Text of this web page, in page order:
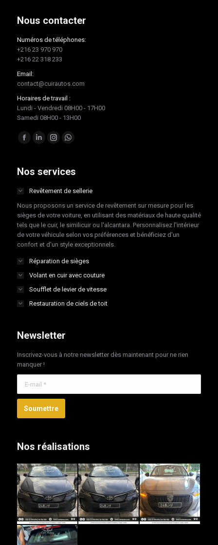
Nous contacter
Numéros de téléphones:
+216 23 970 970
+216 22 318 233
Email:
contact@cuirautos.com
Horaires de travail :
Lundi - Vendredi 08H00 - 17H00
Samedi 08H00 - 13H00
Trouvez nous sur :
Facebook
opens
new
window
LinkedIn
opens
new
window
Instagram
opens
new
window
Whatsapp
opens
new
window
Nos services
Revêtement de sellerie
Nous proposons un service de revêtement sur mesure pour les
sièges de votre voiture, en utilisant des matériaux de haute qualité
tels que le cuir, le similicuir ou l'alcantara. Personnalisez l'intérieur
de votre véhicule selon vos préférences et bénéficiez d'un
confort et d'un style exceptionnels.
Réparation de sièges
Volant en cuir avec couture
Soufflet de levier de vitesse
Restauration de ciels de toit
Newsletter
Inscrivez-vous à notre newsletter dès maintenant pour ne rien
manquer !
Soumettre
Nos réalisations